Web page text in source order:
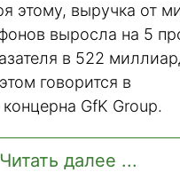
этому, выручка от
выросла на 5
в 522
говорится в
GfK Group.
Читать далее ...